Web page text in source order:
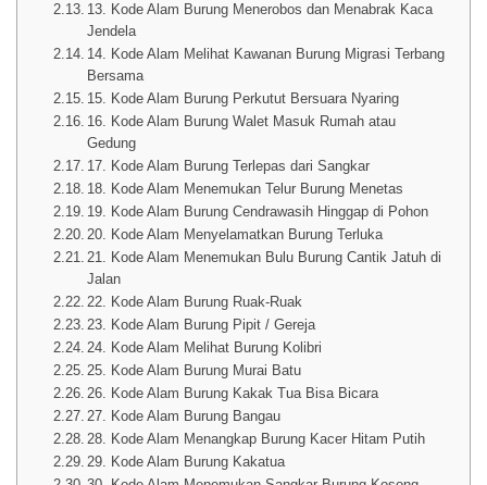
13. Kode Alam Burung Menerobos dan Menabrak Kaca
Jendela
14. Kode Alam Melihat Kawanan Burung Migrasi Terbang
Bersama
15. Kode Alam Burung Perkutut Bersuara Nyaring
16. Kode Alam Burung Walet Masuk Rumah atau
Gedung
17. Kode Alam Burung Terlepas dari Sangkar
18. Kode Alam Menemukan Telur Burung Menetas
19. Kode Alam Burung Cendrawasih Hinggap di Pohon
20. Kode Alam Menyelamatkan Burung Terluka
21. Kode Alam Menemukan Bulu Burung Cantik Jatuh di
Jalan
22. Kode Alam Burung Ruak-Ruak
23. Kode Alam Burung Pipit / Gereja
24. Kode Alam Melihat Burung Kolibri
25. Kode Alam Burung Murai Batu
26. Kode Alam Burung Kakak Tua Bisa Bicara
27. Kode Alam Burung Bangau
28. Kode Alam Menangkap Burung Kacer Hitam Putih
29. Kode Alam Burung Kakatua